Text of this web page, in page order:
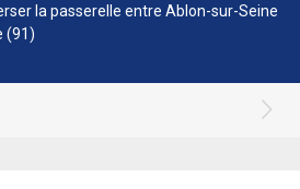
la passerelle entre Ablon-sur-Seine
(91)